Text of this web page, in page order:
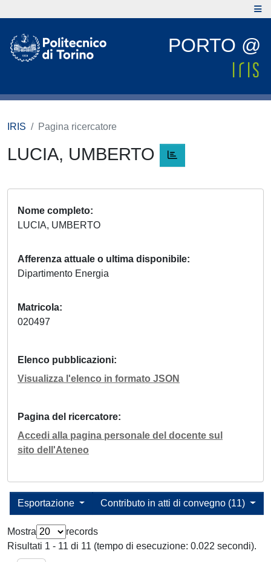
PORTO @
IRIS Pagina ricercatore
LUCIA, UMBERTO
Nome completo
LUCIA, UMBERTO
Afferenza attuale o ultima disponibile
Dipartimento Energia
Matricola
020497
Elenco pubblicazioni
Visualizza l'elenco in formato JSON
Pagina del ricercatore
Accedi alla pagina personale del docente sul
sito dell'Ateneo
Contributo in atti di convegno (11)
Esportazione
Mostra
records
Risultati 1 - 11 di 11 (tempo di esecuzione: 0.022 secondi).